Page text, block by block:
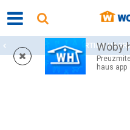
Woby
haus app
WOBY KARTICA